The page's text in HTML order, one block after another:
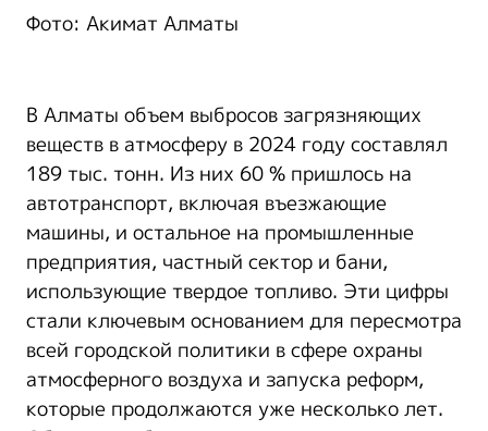
Фото: Акимат Алматы
В Алматы объем выбросов загрязняющих
веществ в атмосферу в 2024 году составлял
189 тыс. тонн. Из них 60 % пришлось на
автотранспорт, включая въезжающие
машины, и остальное на промышленные
предприятия, частный сектор и бани,
использующие твердое топливо. Эти цифры
стали ключевым основанием для пересмотра
всей городской политики в сфере охраны
атмосферного воздуха и запуска реформ,
которые продолжаются уже несколько лет.